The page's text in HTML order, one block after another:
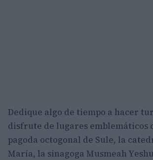
Dedique algo de tiempo a hacer
disfrute de lugares emblemáticos
pagoda octogonal de Sule, la
María, la sinagoga Musmeah